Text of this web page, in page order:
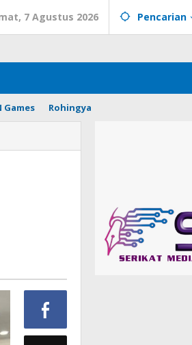
7 Agustus 2026 Pencarian
Games Rohingya